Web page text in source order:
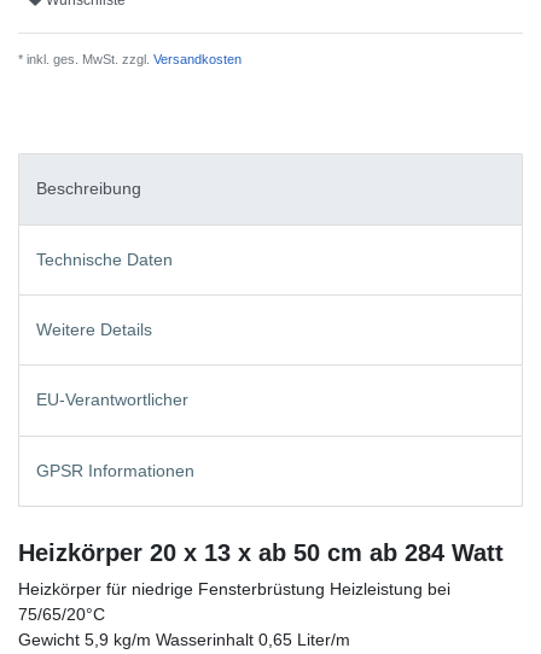
* inkl. ges. MwSt. zzgl. Versandkosten
Beschreibung
Technische Daten
Weitere Details
EU-Verantwortlicher
GPSR Informationen
Heizkörper 20 x 13 x ab 50 cm ab 284 Watt
Heizkörper für niedrige Fensterbrüstung Heizleistung bei
75/65/20°C
Gewicht 5,9 kg/m Wasserinhalt 0,65 Liter/m